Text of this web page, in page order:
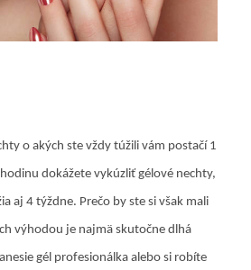
o akých ste vždy túžili vám postačí 1
dokážete vykúzliť gélové nechty,
aj 4 týždne. Prečo by ste si však mali
výhodou je najmä skutočne dlhá
gél profesionálka alebo si robíte